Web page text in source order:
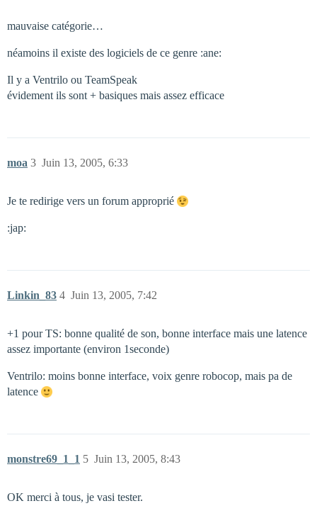
mauvaise catégorie…
néamoins il existe des logiciels de ce genre :ane:
Il y a Ventrilo ou TeamSpeak
évidement ils sont + basiques mais assez efficace
moa Juin 13, 2005, 6:33
3
Je te redirige vers un forum approprié
:jap:
Linkin_83 Juin 13, 2005, 7:42
4
+1 pour TS: bonne qualité de son, bonne interface mais une latence
assez importante (environ 1seconde)
Ventrilo: moins bonne interface, voix genre robocop, mais pa de
latence
monstre69_1_1 Juin 13, 2005, 8:43
5
OK merci à tous, je vasi tester.